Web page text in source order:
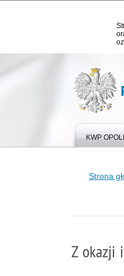
KWP
Strona
Z okazji